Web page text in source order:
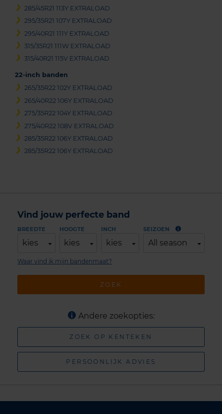
285/45R21 113Y EXTRALOAD
295/35R21 107Y EXTRALOAD
295/40R21 111Y EXTRALOAD
315/35R21 111W EXTRALOAD
315/40R21 115V EXTRALOAD
22-inch banden
265/35R22 102Y EXTRALOAD
265/40R22 106Y EXTRALOAD
275/35R22 104Y EXTRALOAD
275/40R22 108V EXTRALOAD
285/35R22 106Y EXTRALOAD
285/35R22 106Y EXTRALOAD
Vind jouw perfecte band
BREEDTE
kies
HOOGTE
kies
INCH
kies
SEIZOEN
All season
ZOEK
Waar vind ik mijn bandenmaat?
Andere zoekopties:
ZOEK OP KENTEKEN
PERSOONLIJK ADVIES